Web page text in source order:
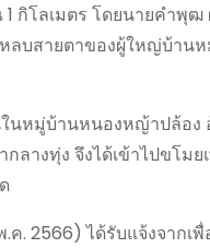
กิโลเมตร โดยนายคำพุ
ลบสายตาของผู้ใหญ่บ้านห
นหมู่บ้านหนองหญ้าปล้อง
างทุ่ง จึงได้เข้าไปขโมย
. 2566) ได้รับแจ้งจากเ